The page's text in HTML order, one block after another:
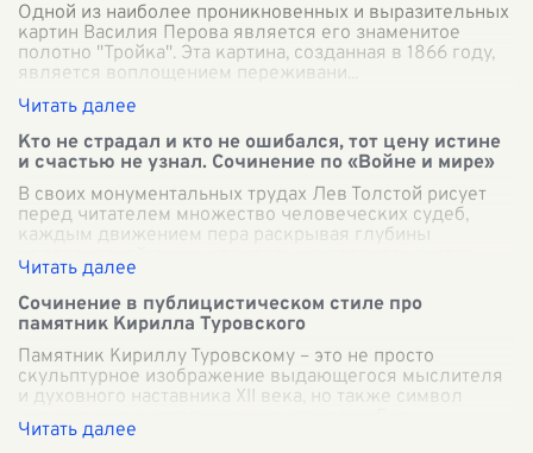
Одной из наиболее проникновенных и выразительных
картин Василия Перова является его знаменитое
полотно "Тройка". Эта картина, созданная в 1866 году,
является воплощением переживани
Кто не страдал и кто не ошибался, тот цену истине
и счастью не узнал. Сочинение по «Войне и мире»
В своих монументальных трудах Лев Толстой рисует
перед читателем множество человеческих судеб,
каждым движением пера раскрывая глубины
человеческой души и природы человеческих стра
Сочинение в публицистическом стиле про
памятник Кирилла Туровского
Памятник Кириллу Туровскому – это не просто
скульптурное изображение выдающегося мыслителя
и духовного наставника XII века, но также символ
культурного и исторического наследия Бел